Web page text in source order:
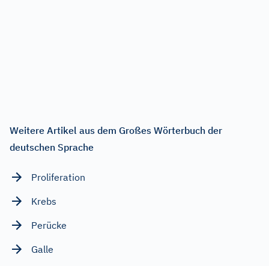
Weitere Artikel aus dem Großes Wörterbuch der
deutschen Sprache
Proliferation
Krebs
Perücke
Galle